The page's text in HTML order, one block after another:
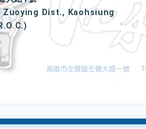
Dist., Kaohsiung
|